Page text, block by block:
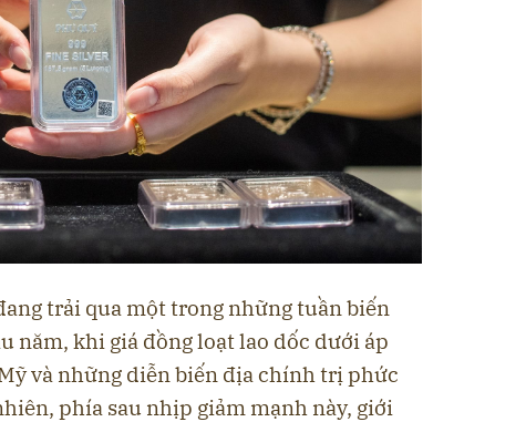
trải qua một trong những tuần biến
năm, khi giá đồng loạt lao dốc dưới áp
và những diễn biến địa chính trị phức
phía sau nhịp giảm mạnh này, giới